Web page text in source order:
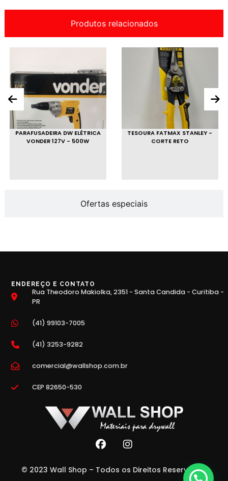
Produtos relacionados
Ofertas especiais
PARAFUSADEIRA DW ELÉTRICA
VONDER 127V - 500W
TESOURA FATMAX STANLEY -
CORTE RETO
ENDEREÇO E CONTATO
Rua Theodoro Makiolka, 2351 - Santa Candida - Curitiba -
PR
(41) 99103-7005
(41) 3253-9282
comercial@wallshop.com.br
CEP 82650-530
© 2023 Wall Shop – Todos os Direitos Reservados